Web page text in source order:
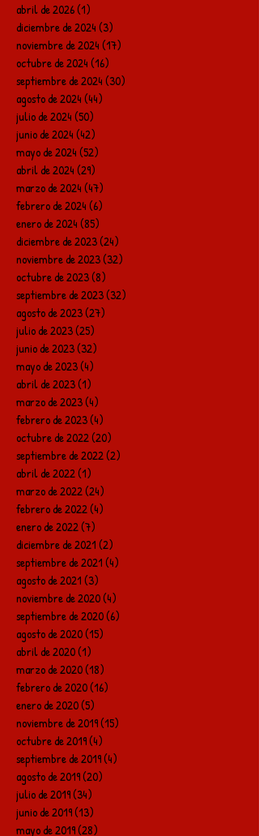
abril de 2026(1)
diciembre de 2024(3)
noviembre de 2024(17)
octubre de 2024(16)
septiembre de 2024(30)
agosto de 2024(44)
julio de 2024(50)
junio de 2024(42)
mayo de 2024(52)
abril de 2024(29)
marzo de 2024(47)
febrero de 2024(6)
enero de 2024(85)
diciembre de 2023(24)
noviembre de 2023(32)
octubre de 2023(8)
septiembre de 2023(32)
agosto de 2023(27)
julio de 2023(25)
junio de 2023(32)
mayo de 2023(4)
abril de 2023(1)
marzo de 2023(4)
febrero de 2023(4)
octubre de 2022(20)
septiembre de 2022(2)
abril de 2022(1)
marzo de 2022(24)
febrero de 2022(4)
enero de 2022(7)
diciembre de 2021(2)
septiembre de 2021(4)
agosto de 2021(3)
noviembre de 2020(4)
septiembre de 2020(6)
agosto de 2020(15)
abril de 2020(1)
marzo de 2020(18)
febrero de 2020(16)
enero de 2020(5)
noviembre de 2019(15)
octubre de 2019(4)
septiembre de 2019(4)
agosto de 2019(20)
julio de 2019(34)
junio de 2019(13)
mayo de 2019(28)